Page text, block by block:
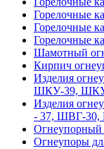
Горелочные
Горелочные
Горелочные
Шамотный
Кирпич
Изделия
ШКУ-39,
Изделия
- 37, ШВГ-
Огнеупоры